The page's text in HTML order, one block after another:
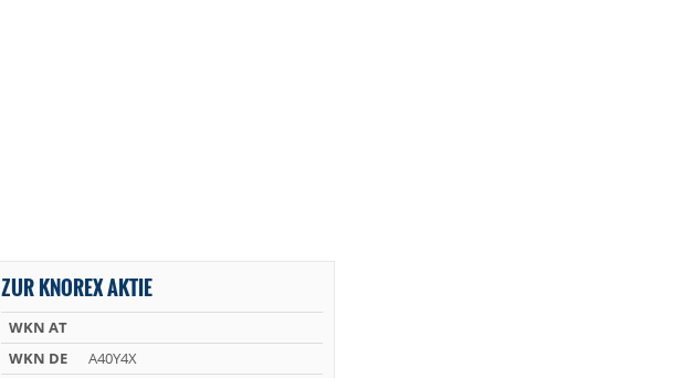
ZUR KNOREX AKTIE
WKN AT
WKN DE
A40Y4X